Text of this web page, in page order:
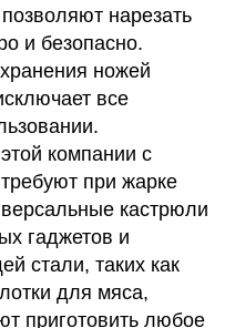
нарезать
и безопасно.
ножей
все
компании с
при жарке
кастрюли
гаджетов и
стали, таких как
для мяса,
приготовить любое